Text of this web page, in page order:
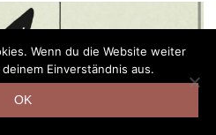
Wenn du die Website weiter
Einverständnis aus.
OK